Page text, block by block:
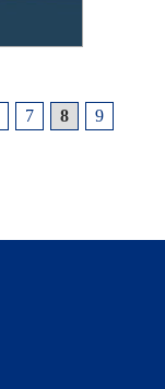
7 8
9